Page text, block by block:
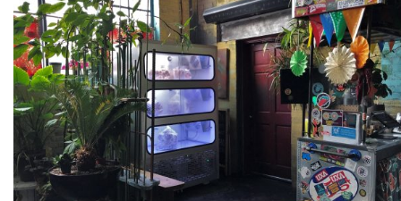
cultivar
hongos
en
tiendas
comerciales